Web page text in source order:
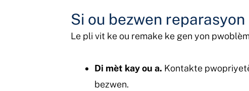
Si ou bezwen
Le pli vit ke ou remake ke gen yon
Di mèt kay ou a. Kontakte
bezwen.